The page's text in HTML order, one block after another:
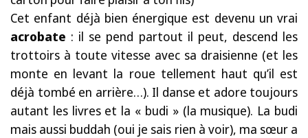
Cet enfant déjà bien énergique est devenu un vrai
acrobate : il se pend partout il peut, descend les
trottoirs à toute vitesse avec sa draisienne (et les
monte en levant la roue tellement haut qu’il est
déjà tombé en arrière…). Il danse et adore toujours
autant les livres et la « budi » (la musique). La budi
mais aussi buddah (oui je sais rien à voir), ma sœur a